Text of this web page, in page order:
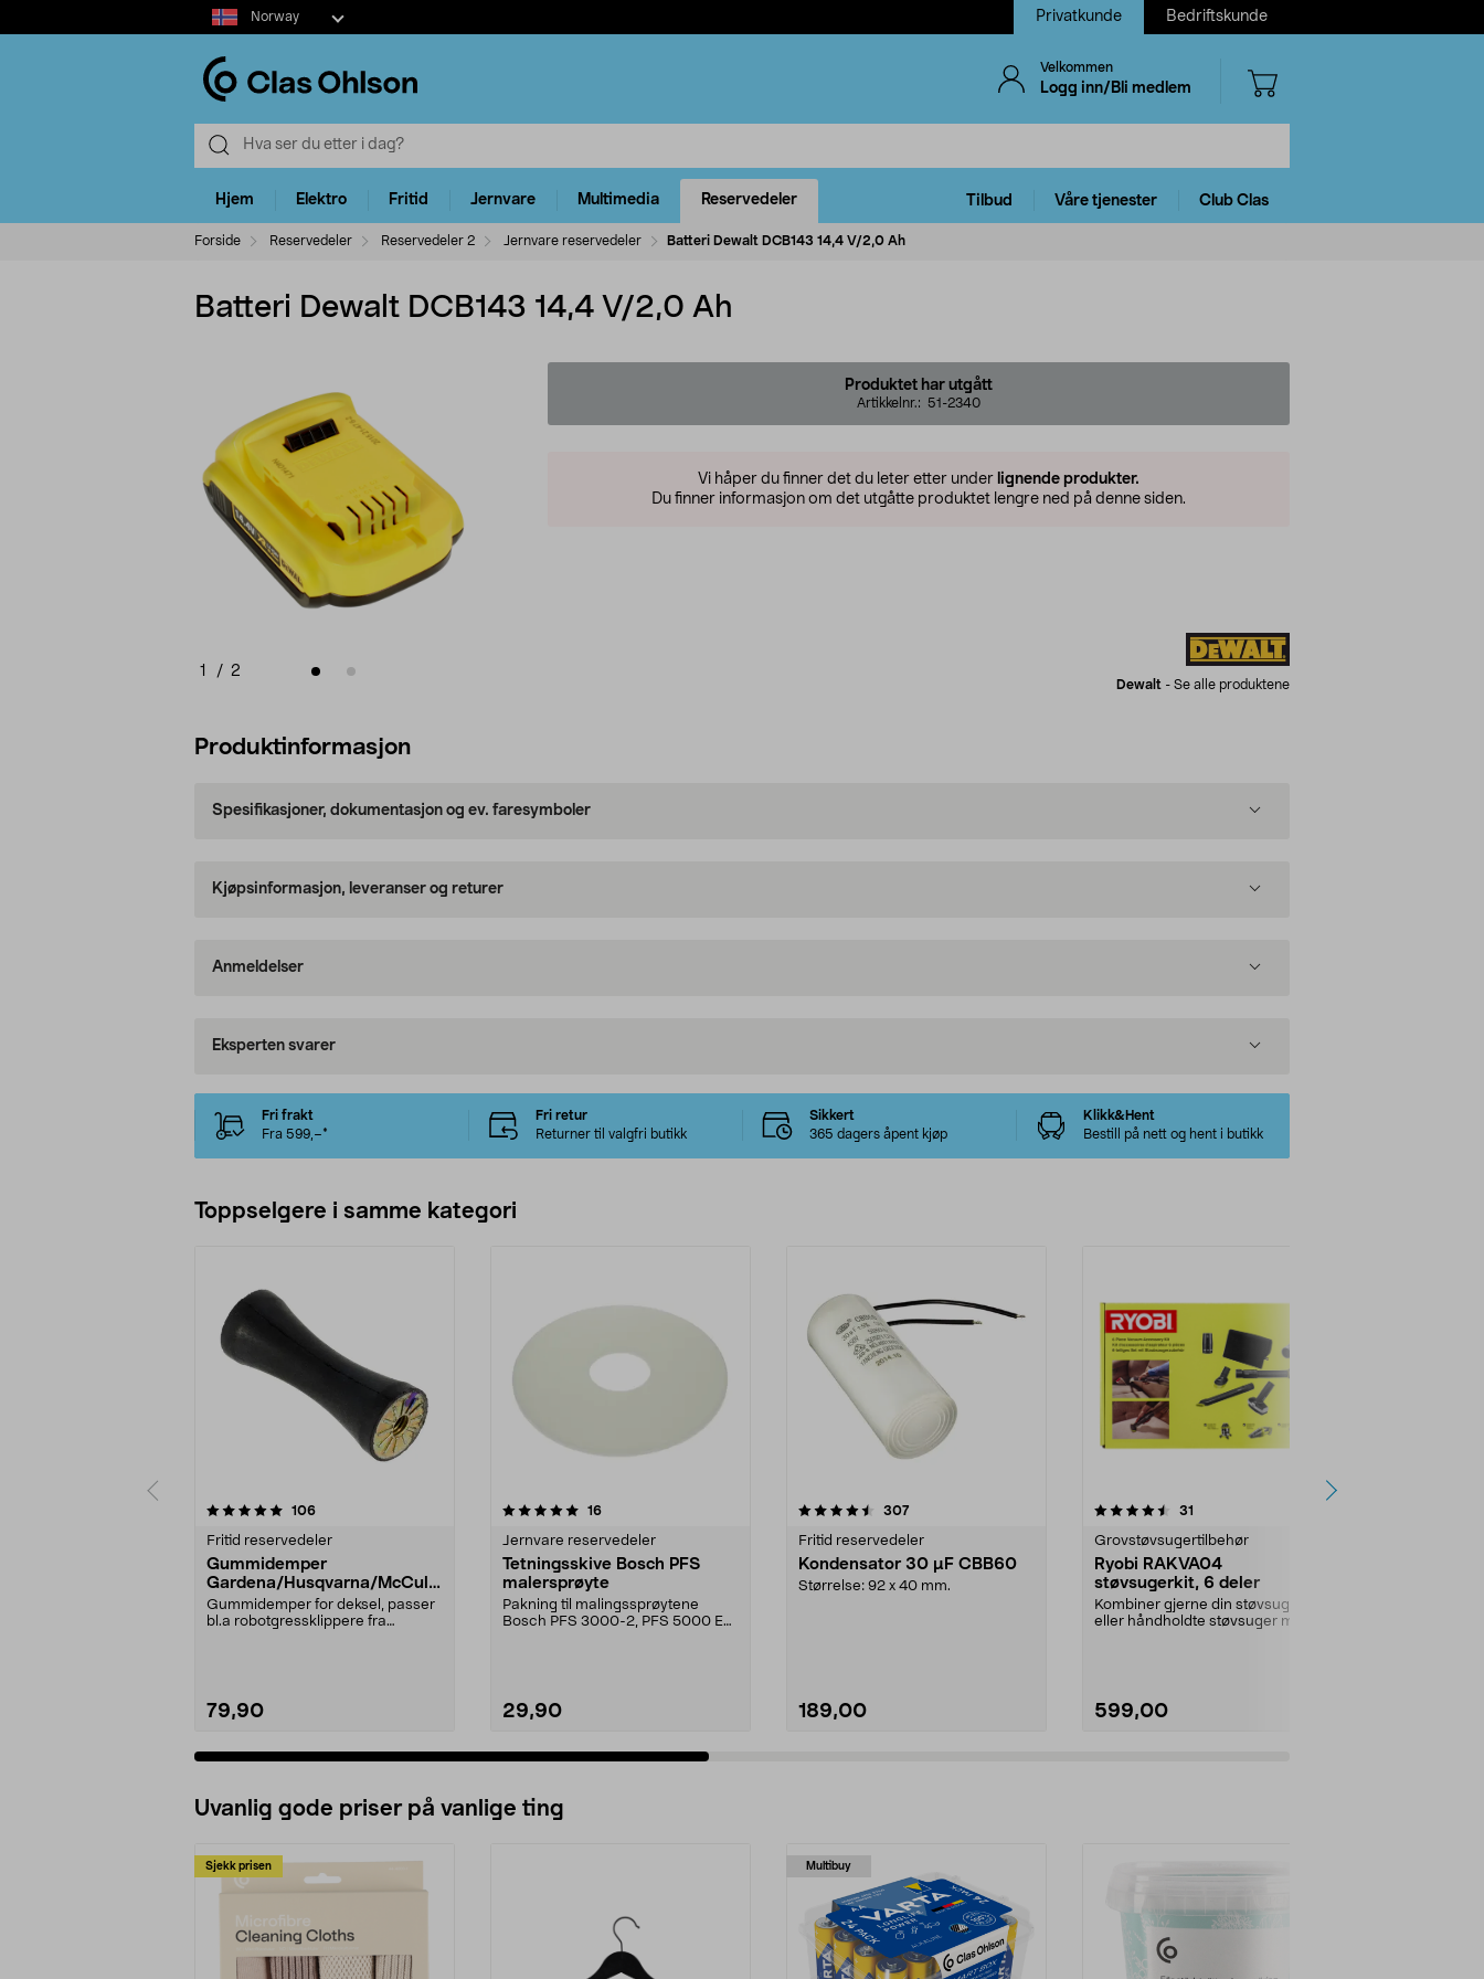
Select
market
Norway Privatkunde Bedriftskunde
Velkommen
Logg inn/Bli medlem
Hjem Elektro Fritid Jernvare Multimedia Reservedeler Tilbud Våre tjenester Club Clas
Forside Reservedeler Reservedeler 2 Jernvare reservedeler Batteri Dewalt DCB143 14,4 V/2,0 Ah
Batteri Dewalt DCB143 14,4 V/2,0 Ah
1 / 2
Produktet har utgått
Artikkelnr.: 51-2340
Vi håper du finner det du leter etter under lignende produkter.
Du finner informasjon om det utgåtte produktet lengre ned på denne siden.
Dewalt - Se alle produktene
Produktinformasjon
Spesifikasjoner, dokumentasjon og ev. faresymboler
Kjøpsinformasjon, leveranser og returer
Anmeldelser
Eksperten svarer
Fri frakt
Fra 599,–*
Fri retur
Returner til valgfri butikk
Sikkert
365 dagers åpent kjøp
Klikk&Hent
Bestill på nett og hent i butikk
Toppselgere i samme kategori
106anmeldelser
Fritid reservedeler
Gummidemper
Gardena/Husqvarna/McCullo
ch/Flymo
Gummidemper for deksel, passer
bl.a robotgressklippere fra
79,90
5.0 av 5 stjerner 16anmeldelser
Jernvare reservedeler
Tetningsskive Bosch PFS
malersprøyte
Pakning til malingssprøytene
Bosch PFS 3000-2, PFS 5000 E
29,90
4.5 av 5 stjerner 307anmeldelser
Fritid reservedeler
Kondensator 30 µF CBB60
Størrelse: 92 x 40 mm.
189,00
4.5 av 5 stjerner 31
Grovstøvsugertilbehør
Ryobi RAKVA04
støvsugerkit, 6 deler
Kombiner gjerne din støvsuger
eller håndholdte støvsuger med
599,00
4.0 av 5 stjerner
Uvanlig gode priser på vanlige ting
Sjekk prisen Multibuy